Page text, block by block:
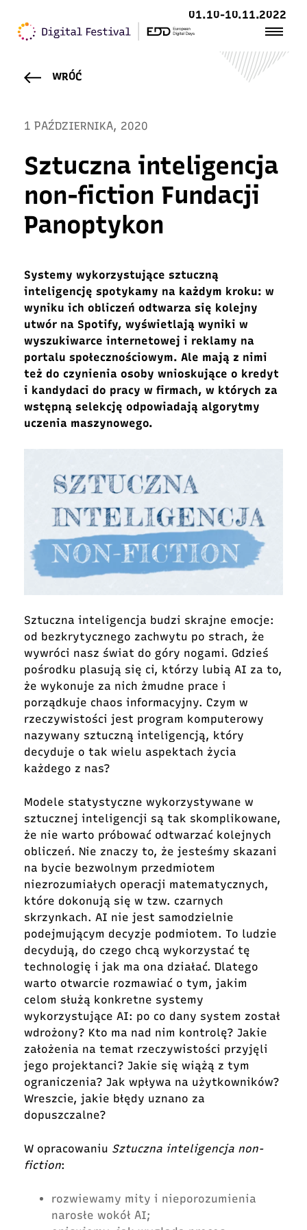
01.10-10.11.2022
WRÓĆ
1 PAŹDZIERNIKA, 2020
Sztuczna inteligencja
non-fiction Fundacji
Panoptykon
Systemy wykorzystujące sztuczną
inteligencję spotykamy na każdym kroku: w
wyniku ich obliczeń odtwarza się kolejny
utwór na Spotify, wyświetlają wyniki w
wyszukiwarce internetowej i reklamy na
portalu społecznościowym. Ale mają z nimi
też do czynienia osoby wnioskujące o kredyt
i kandydaci do pracy w firmach, w których za
wstępną selekcję odpowiadają algorytmy
uczenia maszynowego.
Sztuczna inteligencja budzi skrajne emocje:
od bezkrytycznego zachwytu po strach, że
wywróci nasz świat do góry nogami. Gdzieś
pośrodku plasują się ci, którzy lubią AI za to,
że wykonuje za nich żmudne prace i
porządkuje chaos informacyjny. Czym w
rzeczywistości jest program komputerowy
nazywany sztuczną inteligencją, który
decyduje o tak wielu aspektach życia
każdego z nas?
Modele statystyczne wykorzystywane w
sztucznej inteligencji są tak skomplikowane,
że nie warto próbować odtwarzać kolejnych
obliczeń. Nie znaczy to, że jesteśmy skazani
na bycie bezwolnym przedmiotem
niezrozumiałych operacji matematycznych,
które dokonują się w tzw. czarnych
skrzynkach. AI nie jest samodzielnie
podejmującym decyzje podmiotem. To ludzie
decydują, do czego chcą wykorzystać tę
technologię i jak ma ona działać. Dlatego
warto otwarcie rozmawiać o tym, jakim
celom służą konkretne systemy
wykorzystujące AI: po co dany system został
wdrożony? Kto ma nad nim kontrolę? Jakie
założenia na temat rzeczywistości przyjęli
jego projektanci? Jakie się wiążą z tym
ograniczenia? Jak wpływa na użytkowników?
Wreszcie, jakie błędy uznano za
dopuszczalne?
W opracowaniu Sztuczna inteligencja non-
fiction:
rozwiewamy mity i nieporozumienia
narosłe wokół AI;